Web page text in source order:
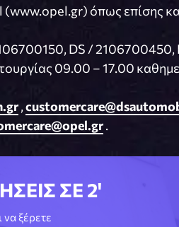
όπως επίσης
DS /
09.00 – 17.00
,
.
ΣΕ 2'
ξέρετε